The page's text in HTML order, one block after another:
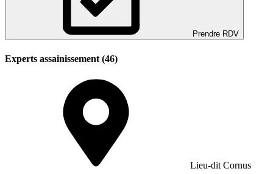
Prendre RDV
Experts assainissement (46)
Lieu-dit Cornus